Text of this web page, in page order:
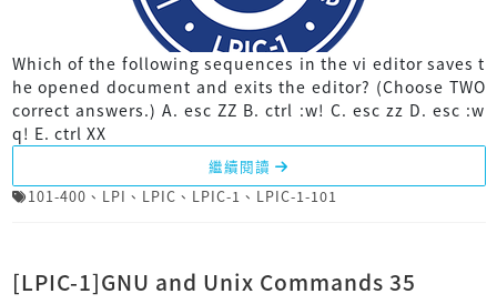
Which of the following sequences in the vi editor saves t
he opened document and exits the editor? (Choose TWO
correct answers.) A. esc ZZ B. ctrl :w! C. esc zz D. esc :w
q! E. ctrl XX
繼續閱讀
101-400 、 LPI 、 LPIC 、 LPIC-1 、 LPIC-1-101
[LPIC-1]GNU and Unix Commands 35